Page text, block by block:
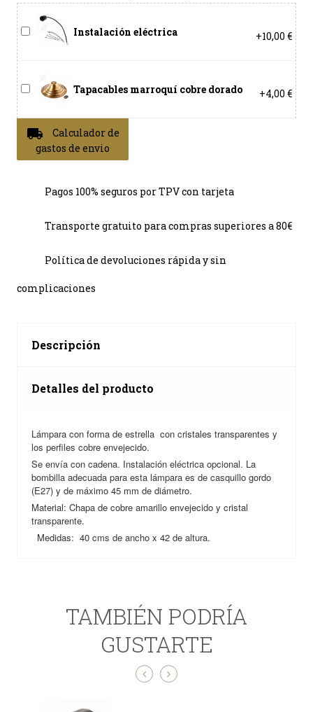
Instalación eléctrica +10,00 €
Tapacables marroquí cobre dorado +4,00 €
local_shipping
Calculador de
gastos de envio
Pagos 100% seguros por TPV con tarjeta
Transporte gratuito para compras superiores a 80€
Política de devoluciones rápida y sin
complicaciones
Descripción
Detalles del producto
Lámpara con forma de estrella con cristales transparentes y
los perfiles cobre envejecido.
Se envía con cadena. Instalación eléctrica opcional. La
bombilla adecuada para esta lámpara es de casquillo gordo
(E27) y de máximo 45 mm de diámetro.
Material: Chapa de cobre amarillo envejecido y cristal
transparente.
Medidas: 40 cms de ancho x 42 de altura.
TAMBIÉN PODRÍA
GUSTARTE